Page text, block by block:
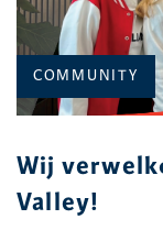
CATEGORIE:
COMMUNITY
Wij
Valley!